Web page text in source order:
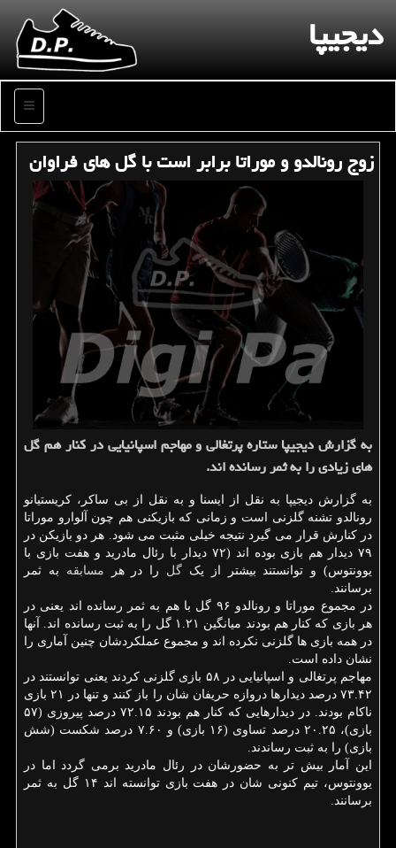
دیجیپا
منو
زوج رونالدو و موراتا برابر است با گل های فراوان
به گزارش دیجیپا ستاره پرتغالی و مهاجم اسپانیایی در کنار هم گل
های زیادی را به ثمر رسانده اند.
به گزارش دیجیپا به نقل از ایسنا و به نقل از بی ساکر، کریستیانو
رونالدو تشنه گلزنی است و زمانی که بازیکنی هم چون آلوارو موراتا
در کنارش قرار می گیرد نتیجه خیلی مثبت می شود. هر دو بازیکن در
۷۹ دیدار هم بازی بوده اند (۷۲ دیدار با رئال مادرید و هفت بازی با
یوونتوس) و توانستند بیشتر از یک گل را در هر مسابقه به ثمر
برسانند.
در مجموع موراتا و رونالدو ۹۶ گل با هم به ثمر رسانده اند یعنی در
هر بازی که کنار هم بودند میانگین ۱.۲۱ گل را به ثبت رسانده اند. آنها
در همه بازی ها گلزنی نکرده اند و مجموع عملکردشان چنین آماری را
نشان داده است.
مهاجم پرتغالی و اسپانیایی در ۵۸ بازی گلزنی کردند یعنی توانستند در
۷۳.۴۲ درصد دیدارها دروازه حریفان شان را باز کنند و تنها در ۲۱ بازی
ناکام بودند. در دیدارهایی که کنار هم بودند ۷۲.۱۵ درصد پیروزی (۵۷
بازی)، ۲۰.۲۵ درصد تساوی (۱۶ بازی) و ۷.۶۰ درصد شکست (شش
بازی) را به ثبت رساندند.
این آمار بیش تر به حضورشان در رئال مادرید برمی گردد اما در
یوونتوس، تیم کنونی شان در هفت بازی توانسته اند ۱۴ گل به ثمر
برسانند.